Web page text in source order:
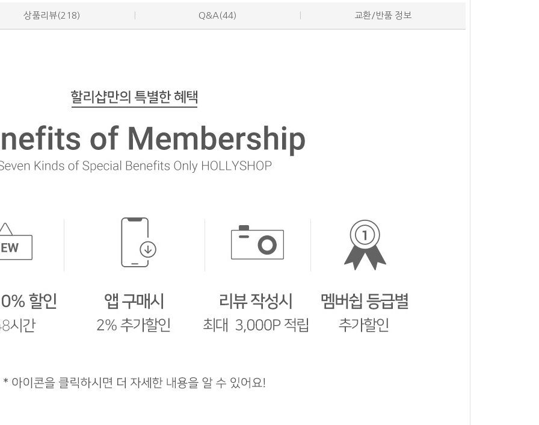
상품리뷰(218) Q&A(44) 교환/반품 정보